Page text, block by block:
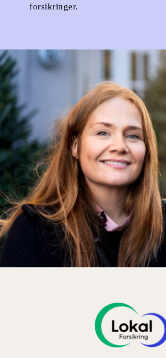
forsikringer.